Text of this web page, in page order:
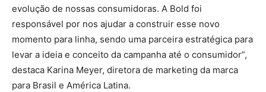
evolução de nossas consumidoras. A Bold foi
responsável por nos ajudar a construir esse novo
momento para linha, sendo uma parceira estratégica para
levar a ideia e conceito da campanha até o consumidor”,
destaca Karina Meyer, diretora de marketing da marca
para Brasil e América Latina.